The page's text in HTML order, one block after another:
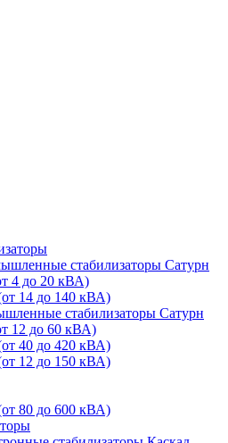
стабилизаторы Сатурн
4 до 20 кВА)
14 до 140 кВА)
стабилизаторы Сатурн
12 до 60 кВА)
40 до 420 кВА)
12 до 150 кВА)
80 до 600 кВА)